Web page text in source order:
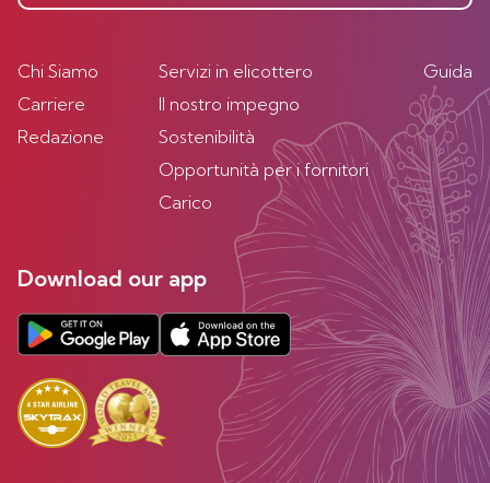
Chi Siamo
Carriere
Redazione
Servizi in elicottero
Il nostro impegno
Sostenibilità
Opportunità per i fornitori
Carico
Guida
Download our app